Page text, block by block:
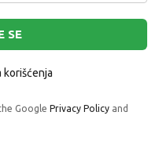
SE
korišćenja
Google Privacy Policy and